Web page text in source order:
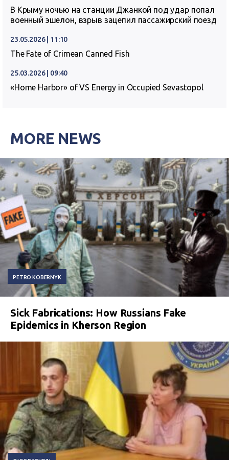
В Крыму ночью на станции Джанкой под удар попал
военный эшелон, взрыв зацепил пассажирский поезд
23.05.2026 | 11:10
The Fate of Crimean Canned Fish
25.03.2026 | 09:40
«Home Harbor» of VS Energy in Occupied Sevastopol
MORE NEWS
PETRO KOBERNYK
Sick Fabrications: How Russians Fake
Epidemics in Kherson Region